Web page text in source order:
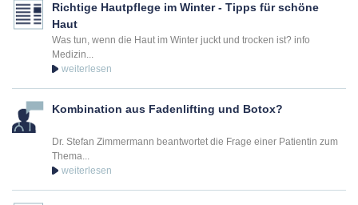
Richtige Hautpflege im Winter - Tipps für schöne
Haut
Was tun, wenn die Haut im Winter juckt und trocken ist? info
Medizin...
Kombination aus Fadenlifting und Botox?
Dr. Stefan Zimmermann beantwortet die Frage einer Patientin zum
Thema...